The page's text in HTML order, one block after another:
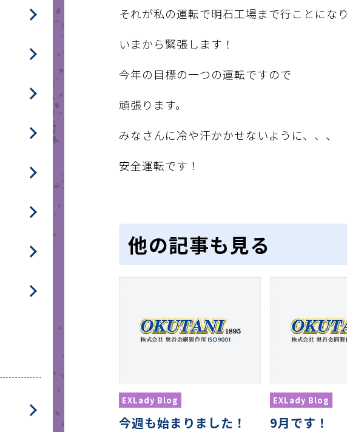
それが私の運転で明石工場まで行ことになり
いまから緊張します！
今年の目標の一つの運転ですので
頑張ります。
みなさんに冷や汗かかせないように、、、
安全運転です！
他の記事も見る
EXLady Blog
今週も始まりました！
EXLady Blog
9月です！